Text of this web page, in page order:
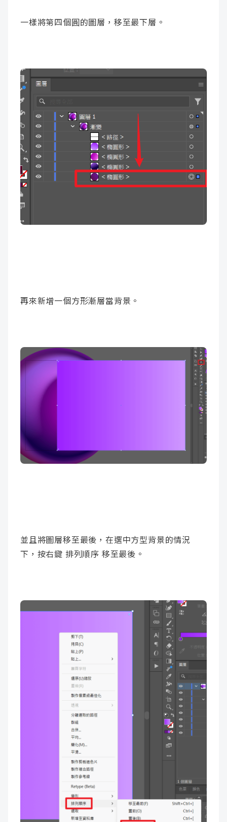
一樣將第四個圓的圖層，移至最下層。
再來新增一個方形漸層當背景。
並且將圖層移至最後，在選中方型背景的情況
下，按右鍵 排列順序 移至最後。